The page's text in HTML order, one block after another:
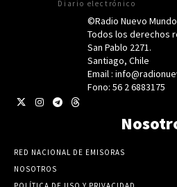
Diario electrónico
©Radio Nuevo
Todos los derechos
San Pablo 2271.
Santiago, Chile
Email :
Fono: 56 2 6883175
RED NACIONAL DE EMISORAS
NOSOTROS